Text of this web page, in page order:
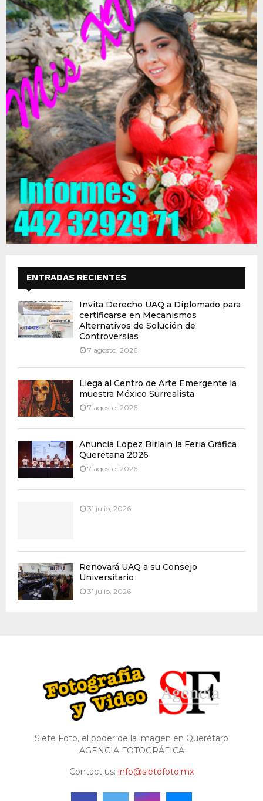
ENTRADAS RECIENTES
Invita Derecho UAQ a Diplomado para
certificarse en Mecanismos
Alternativos de Solución de
Controversias
7 agosto, 2026
Llega al Centro de Arte Emergente la
muestra México Surrealista
7 agosto, 2026
Anuncia López Birlain la Feria Gráfica
Queretana 2026
7 agosto, 2026
31 julio, 2026
Renovará UAQ a su Consejo
Universitario
31 julio, 2026
Siete Foto, el poder de la imagen en Querétaro
AGENCIA FOTOGRÁFICA
Contact us: info@sietefoto.mx